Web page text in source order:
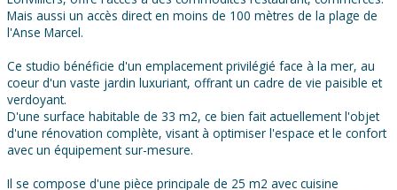
Mais aussi un accès direct en moins de 100 mètres de la plage de
l'Anse Marcel.
Ce studio bénéficie d'un emplacement privilégié face à la mer, au
coeur d'un vaste jardin luxuriant, offrant un cadre de vie paisible et
verdoyant.
D'une surface habitable de 33 m2, ce bien fait actuellement l'objet
d'une rénovation complète, visant à optimiser l'espace et le confort
avec un équipement sur-mesure.
Il se compose d'une pièce principale de 25 m2 avec cuisine